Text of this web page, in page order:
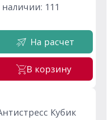
наличии: 111
На расчет
В корзину
Кубик